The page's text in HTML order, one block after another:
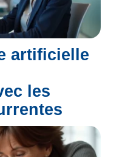
artificielle
les